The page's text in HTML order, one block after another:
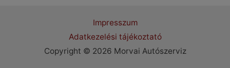
Impresszum
Adatkezelési tájékoztató
Copyright © 2026 Morvai Autószerviz